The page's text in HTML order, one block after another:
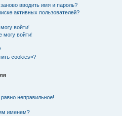
вводить имя и пароль?
активных пользователей?
войти!
могу войти!
cookies»?
неправильное!
именем?